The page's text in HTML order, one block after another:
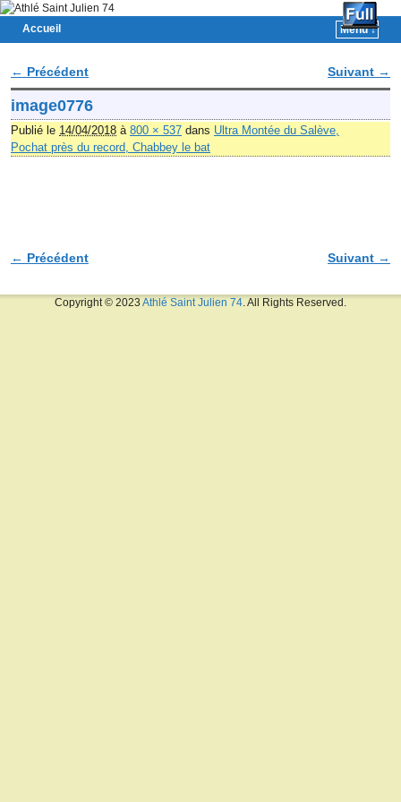
Accueil
Menu ↓
Navigation des images
← Précédent Suivant →
image0776
Publié le 14/04/2018 à 800 × 537 dans Ultra Montée du Salève,
Pochat près du record, Chabbey le bat
Navigation des images
← Précédent Suivant →
Copyright © 2023 Athlé Saint Julien 74 . All Rights Reserved.